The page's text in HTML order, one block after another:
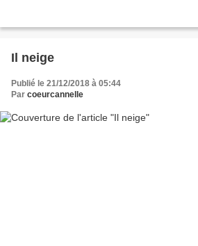
Il neige
Publié le 21/12/2018 à 05:44
Par coeurcannelle